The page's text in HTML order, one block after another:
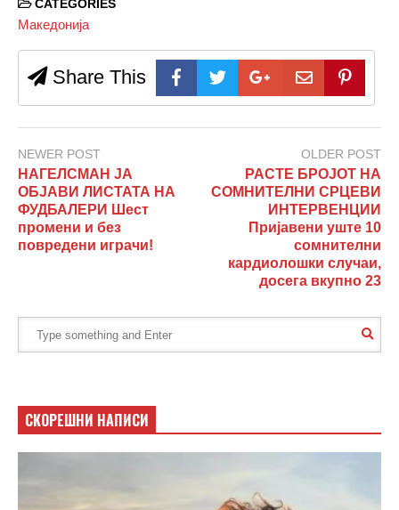
CATEGORIES
Македонија
Share This
NEWER POST
НАГЕЛСМАН ЈА
ОБЈАВИ ЛИСТАТА НА
ФУДБАЛЕРИ Шест
промени и без
повредени играчи!
OLDER POST
РАСТЕ БРОЈОТ НА
СОМНИТЕЛНИ СРЦЕВИ
ИНТЕРВЕНЦИИ
Пријавени уште 10
сомнителни
кардиолошки случаи,
досега вкупно 23
СКОРЕШНИ НАПИСИ